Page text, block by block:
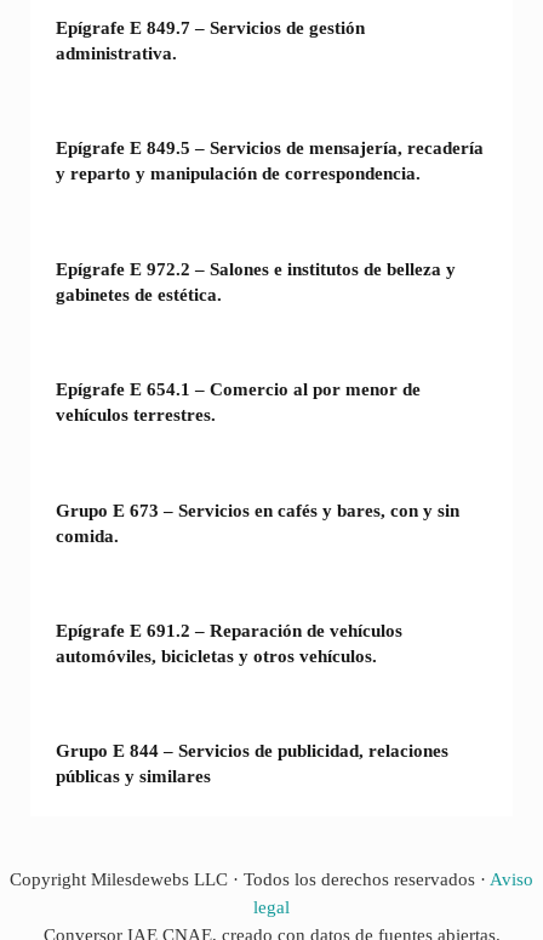
Epígrafe E 849.7 – Servicios de gestión
administrativa.
Epígrafe E 849.5 – Servicios de mensajería, recadería
y reparto y manipulación de correspondencia.
Epígrafe E 972.2 – Salones e institutos de belleza y
gabinetes de estética.
Epígrafe E 654.1 – Comercio al por menor de
vehículos terrestres.
Grupo E 673 – Servicios en cafés y bares, con y sin
comida.
Epígrafe E 691.2 – Reparación de vehículos
automóviles, bicicletas y otros vehículos.
Grupo E 844 – Servicios de publicidad, relaciones
públicas y similares
Copyright Milesdewebs LLC · Todos los derechos reservados · Aviso
legal
Conversor IAE CNAE, creado con datos de fuentes abiertas.